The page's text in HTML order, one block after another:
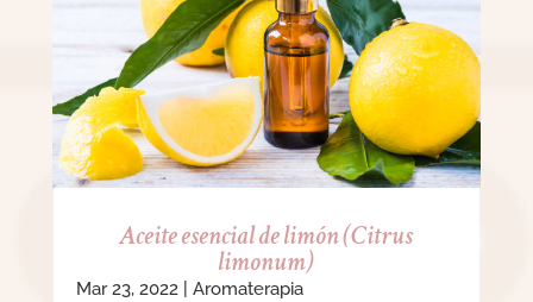
Aceite esencial de limón (Citrus
limonum)
Mar 23, 2022| Aromaterapia